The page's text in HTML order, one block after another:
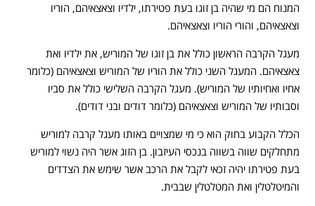
המנוח הם מי שהיה בן זוגו בעת פטירתו, ילדיו וצאצאיהם, הוריו
וצאצאיהם, והורי הוריו וצאצאיהם.
מעגל הקרבה הראשון כולל את בן זוגו של המוריש, את ילדיו ואת
צאצאיהם. המעגל השני כולל את הוריו של המוריש וצאצאיהם (כלומר
אחיו ואחיותיו של המוריש). מעגל הקרבה השלישי כולל את סביו
וסבותיו של המוריש וצאצאיהם (כלומר דודים ובני דודים).
הכלל הקבוע בחוק הוא כי מי שמצויים באותו מעגל קרבה למוריש
מתחלקים שווה בשווה בנכסי העיזבון. בן הזוג אשר היה נשוי למוריש
בעת פטירתו יהיה זכאי לקבל את הרכב אשר שימש את הצדדים
והמיטלטלין ואת המטלטלין שבבית.